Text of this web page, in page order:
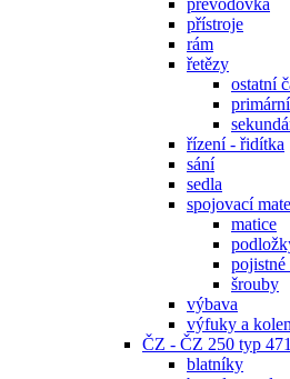
přístroje
rám
řetězy
ostatní
primární
řízení - řidítka
sání
sedla
spojovací
matice
šrouby
výbava
výfuky a
ČZ - ČZ 250 typ
blatníky